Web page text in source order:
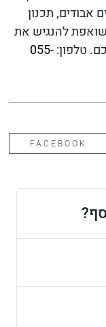
אבודים, תכנון
שואפת להנגיש את
טלפון:055-
FACEBOOK